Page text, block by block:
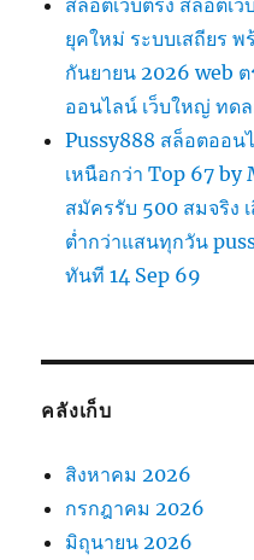
สล็อตเว็บตรง สล็อตเ
ยุคใหม่ ระบบเสถียร
กันยายน 2026 web
ออนไลน์ เว็บใหญ่ ทด
Pussy888 สล็อตออ
เหนือกว่า Top 67 by
สมัครรับ 500 สมจริง
ต่ำกว่าแสนทุกวัน
ทันที 14 Sep 69
คลังเก็บ
สิงหาคม 2026
กรกฎาคม 2026
มิถุนายน 2026